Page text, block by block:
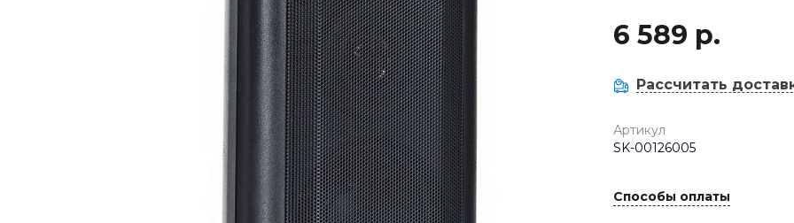
6 589 р.
Рассчитать
Артикул
SK-00126005
Способы оплаты